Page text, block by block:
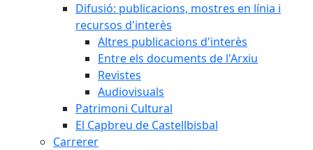
Difusió: publicacions, mostres en línia i
recursos d'interès
Altres publicacions d'interès
Entre els documents de l'Arxiu
Revistes
Audiovisuals
Patrimoni Cultural
El Capbreu de Castellbisbal
Carrerer